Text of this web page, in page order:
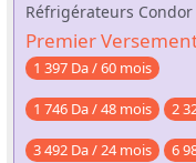
Réfrigérateurs Condor
Premier
1 397 Da / 60 mois
1 746 Da / 48 mois 2
3 492 Da / 24 mois 6